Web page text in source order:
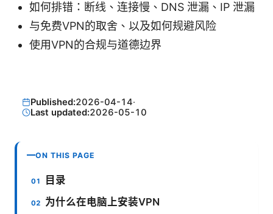
如何排错：断线、连接慢、DNS 泄漏、IP 泄漏
与免费VPN的取舍、以及如何规避风险
使用VPN的合规与道德边界
Published:2026-04-14·
Last updated:2026-05-10
ON THIS PAGE
目录
为什么在电脑上安装VPN